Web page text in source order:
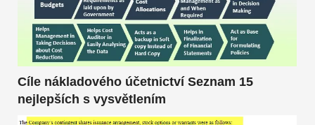
Cíle nákladového účetnictví Seznam 15
nejlepších s vysvětlením